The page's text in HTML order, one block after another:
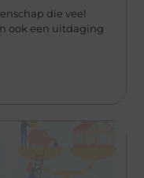
die veel
ook een uitdaging